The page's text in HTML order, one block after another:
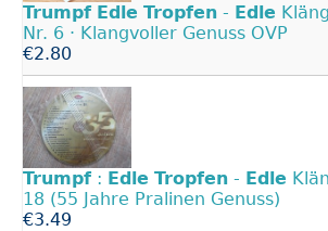
Trumpf Edle Tropfen - Edle
Nr. 6 · Klangvoller Genuss OVP
€2.80
Trumpf: Edle Tropfen - Edle
18 (55 Jahre Pralinen Genuss)
€3.49